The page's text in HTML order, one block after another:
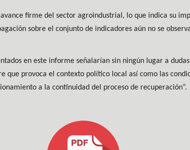
firme del sector agroindustrial, lo que indica su
sobre el conjunto de indicadores aún no se
en este informe señalarían sin ningún lugar a
que provoca el contexto político local así como las
a la continuidad del proceso de recuperación”.